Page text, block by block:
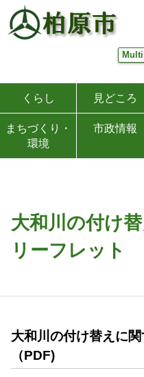
くらし 見どころ
まちづくり・
環境
市政情報
大和川の付け
リーフレット
大和川の付け替えに
（PDF)